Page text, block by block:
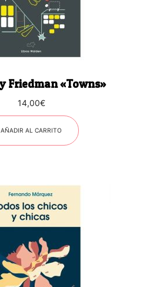
Friedman «Towns»
14,00€
AÑADIR AL CARRITO